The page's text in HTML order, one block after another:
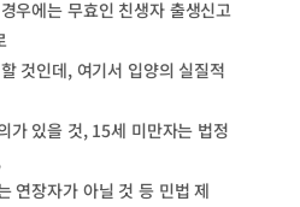
우에는 무효인 친생자 출생신고
것인데, 여기서 입양의 실질적
가 있을 것, 15세 미만자는 법정
연장자가 아닐 것 등 민법 제